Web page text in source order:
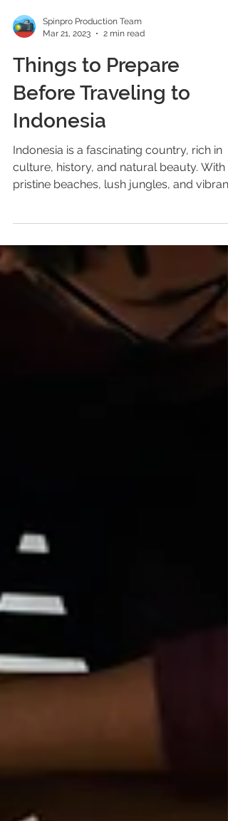
Mar 21, 2023
2 min read
Things to Prepare
Before Traveling to
Indonesia
Indonesia is a fascinating country, rich in
culture, history, and natural beauty. With